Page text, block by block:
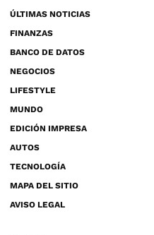
ÚLTIMAS NOTICIAS
FINANZAS
BANCO DE DATOS
NEGOCIOS
LIFESTYLE
MUNDO
EDICIÓN IMPRESA
AUTOS
TECNOLOGÍA
MAPA DEL SITIO
AVISO LEGAL